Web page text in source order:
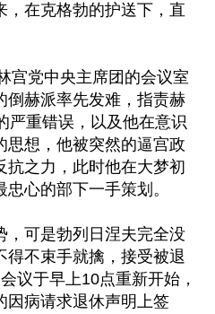
，在克格勃的护送下，直
宫党中央主席团的会议室
倒赫派率先发难，指责赫
严重错误，以及他在意识
思想，他被突然的逼宫政
抗之力，此时他在大梦初
心的部下一手策划。
，可是勃列日涅夫完全没
得不束手就擒，接受被退
议于早上10点重新开始，
因病请求退休声明上签